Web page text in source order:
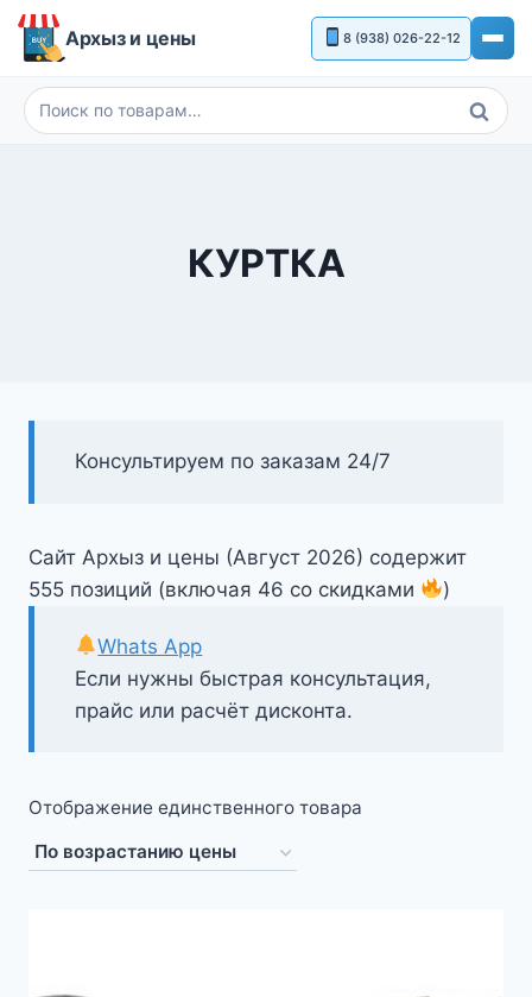
Перейти
Архыз и цены 8 (938) 026-22-12
Искать:
Поиск
КУРТКА
Консультируем по заказам 24/7
Сайт Архыз и цены (Август 2026) содержит
555 позиций (включая 46 со скидками
)
Если нужны быстрая консультация,
прайс или расчёт дисконта.
Whats App
Отображение единственного товара